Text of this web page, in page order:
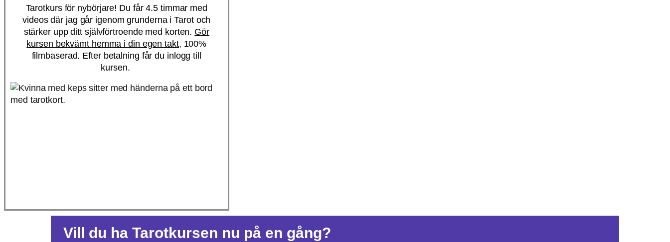
Tarotkurs för nybörjare! Du får 4.5 timmar med
videos där jag går igenom grunderna i Tarot och
stärker upp ditt självförtroende med korten. Gör
kursen bekvämt hemma i din egen takt, 100%
filmbaserad. Efter betalning får du inlogg till
kursen.
Vill du ha Tarotkursen nu på en gång?